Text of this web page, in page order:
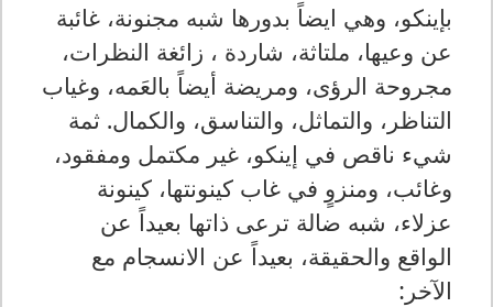
بإينكو، وهي ايضاً بدورها شبه مجنونة، غائبة
عن وعيها، ملتاثة، شاردة ، زائغة النظرات،
مجروحة الرؤى، ومريضة أيضاً بالعَمه، وغياب
التناظر، والتماثل، والتناسق، والكمال. ثمة
شيء ناقص في إينكو، غير مكتمل ومفقود،
وغائب، ومنزوٍ في غاب كينونتها، كينونة
عزلاء، شبه ضالة ترعى ذاتها بعيداً عن
الواقع والحقيقة، بعيداً عن الانسجام مع
الآخر: